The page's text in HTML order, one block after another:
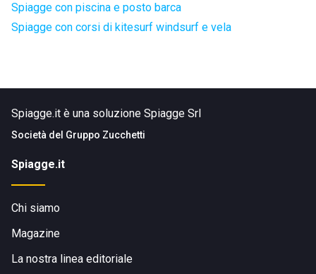
Spiagge con piscina e posto barca
Spiagge con corsi di kitesurf windsurf e vela
Spiagge.it è una soluzione Spiagge Srl
Società del Gruppo Zucchetti
Spiagge.it
Chi siamo
Magazine
La nostra linea editoriale